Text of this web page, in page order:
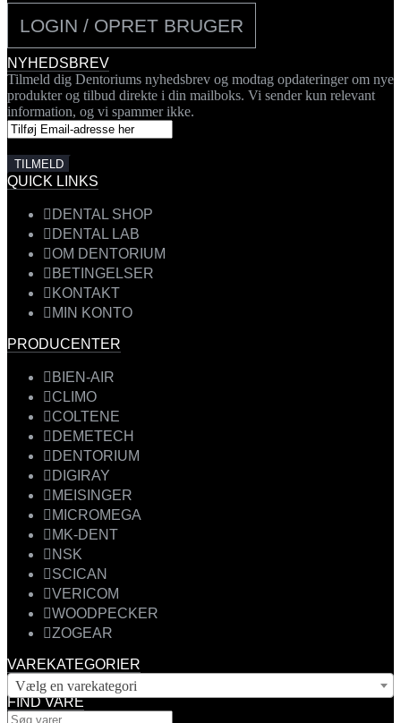
LOGIN / OPRET BRUGER
NYHEDSBREV
Tilmeld dig Dentoriums nyhedsbrev og modtag opdateringer om nye
produkter og tilbud direkte i din mailboks. Vi sender kun relevant
information, og vi spammer ikke.
QUICK LINKS
DENTAL SHOP
DENTAL LAB
OM DENTORIUM
BETINGELSER
KONTAKT
MIN KONTO
PRODUCENTER
BIEN-AIR
CLIMO
COLTENE
DEMETECH
DENTORIUM
DIGIRAY
MEISINGER
MICROMEGA
MK-DENT
NSK
SCICAN
VERICOM
WOODPECKER
ZOGEAR
VAREKATEGORIER
Vælg en varekategori
FIND VARE
Products